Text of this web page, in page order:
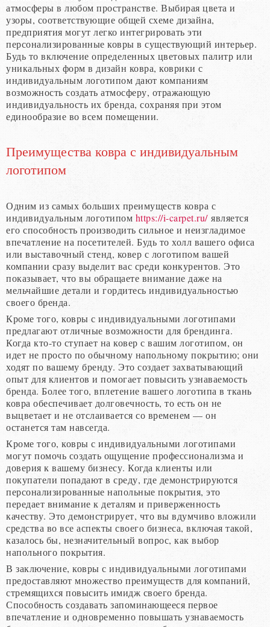
атмосферы в любом пространстве. Выбирая цвета и
узоры, соответствующие общей схеме дизайна,
предприятия могут легко интегрировать эти
персонализированные ковры в существующий интерьер.
Будь то включение определенных цветовых палитр или
уникальных форм в дизайн ковра, коврики с
индивидуальным логотипом дают компаниям
возможность создать атмосферу, отражающую
индивидуальность их бренда, сохраняя при этом
единообразие во всем помещении.
Преимущества ковра с индивидуальным
логотипом
Одним из самых больших преимуществ ковра с
индивидуальным логотипом https://i-carpet.ru/является
его способность производить сильное и неизгладимое
впечатление на посетителей. Будь то холл вашего офиса
или выставочный стенд, ковер с логотипом вашей
компании сразу выделит вас среди конкурентов. Это
показывает, что вы обращаете внимание даже на
мельчайшие детали и гордитесь индивидуальностью
своего бренда.
Кроме того, ковры с индивидуальными логотипами
предлагают отличные возможности для брендинга.
Когда кто-то ступает на ковер с вашим логотипом, он
идет не просто по обычному напольному покрытию; они
ходят по вашему бренду. Это создает захватывающий
опыт для клиентов и помогает повысить узнаваемость
бренда. Более того, вплетение вашего логотипа в ткань
ковра обеспечивает долговечность, то есть он не
выцветает и не отслаивается со временем — он
останется там навсегда.
Кроме того, ковры с индивидуальными логотипами
могут помочь создать ощущение профессионализма и
доверия к вашему бизнесу. Когда клиенты или
покупатели попадают в среду, где демонстрируются
персонализированные напольные покрытия, это
передает внимание к деталям и приверженность
качеству. Это демонстрирует, что вы вдумчиво вложили
средства во все аспекты своего бизнеса, включая такой,
казалось бы, незначительный вопрос, как выбор
напольного покрытия.
В заключение, ковры с индивидуальными логотипами
предоставляют множество преимуществ для компаний,
стремящихся повысить имидж своего бренда.
Способность создавать запоминающееся первое
впечатление и одновременно повышать узнаваемость